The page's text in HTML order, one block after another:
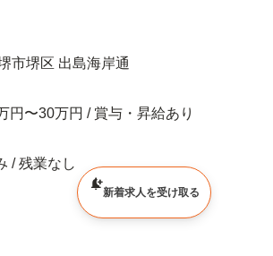
市堺区 出島海岸通
円〜30万円 / 賞与・昇給あり
/ 残業なし
新着求人を受け取る